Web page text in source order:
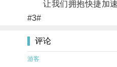
让我们拥抱快捷加速
#3#
评论
游客